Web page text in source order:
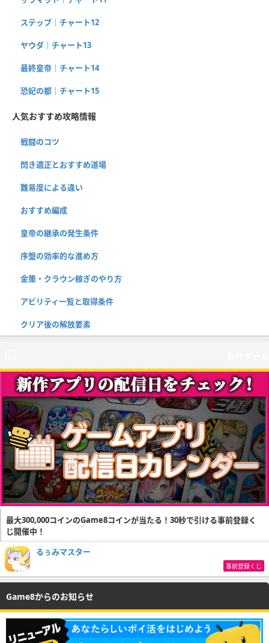
ステップ｜チャート12
ヤウダ｜チャート13
最終皇帝｜チャート14
恐妃の都｜チャート15
人気おすすめ攻略情報
戦闘のコツ
閃き適正とおすすめ道場
難易度による違い
おすすめ編成
皇帝の継承の発生条件
序盤の効率的な進め方
金策・クラウン稼ぎのやり方
アビリティ一覧と取得条件
クリア後の解放要素
最大300,000コインのGame8コインが当たる！30秒で引ける事前登録く
じ開催中！
るぅみマスター
事前登録くじ
Game8からのお知らせ